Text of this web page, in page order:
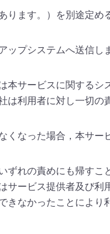
ます。）を別途定め
プシステムへ送信し
サービスに関するシ
利用者に対し一切の
なった場合，本サー
れの責めにも帰すこ
サービス提供者及び利
きなかったことにより